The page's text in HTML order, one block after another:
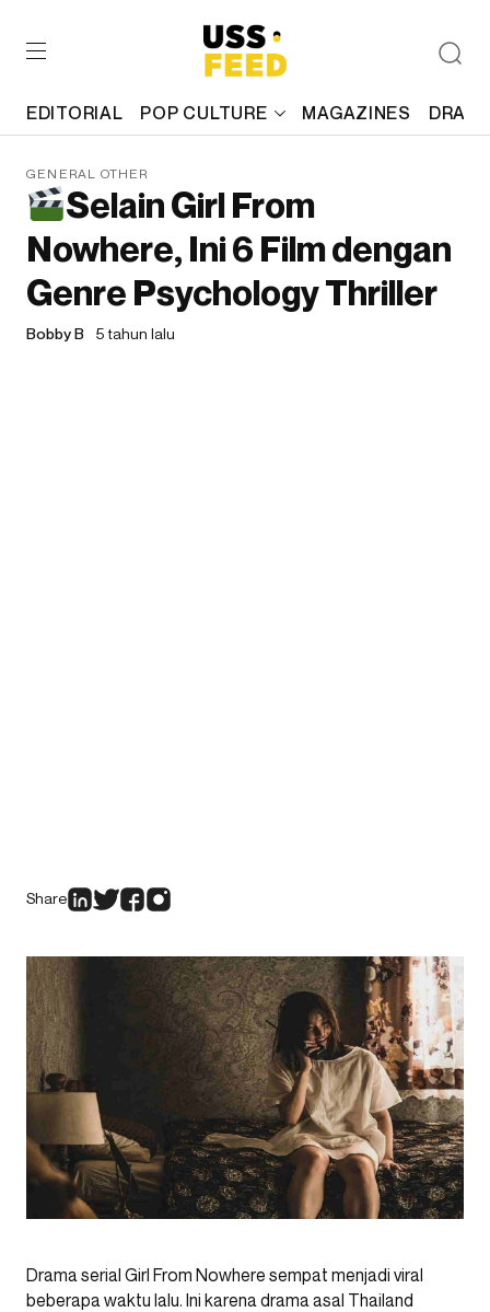
EDITORIAL POP CULTURE MAGAZINES
GENERAL OTHER
Selain Girl From
Nowhere, Ini 6 Film dengan
Genre Psychology Thriller
Bobby B 5 tahun lalu
Share
Drama serial Girl From Nowhere sempat menjadi viral
beberapa waktu lalu. Ini karena drama asal Thailand